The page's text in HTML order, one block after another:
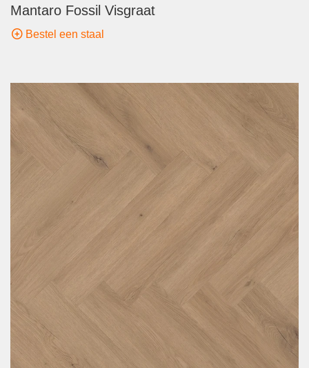
Mantaro Fossil Visgraat
Bestel een staal